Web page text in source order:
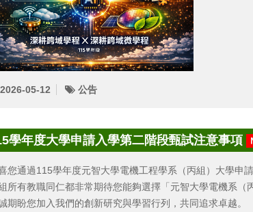
05-12 公告
學年度大學申請入學第二階段甄試注意事項
您通過115學年度元智大學電機工程學系（丙組）大學申
所有教職同仁都非常期待您能夠選擇「元智大學電機系（
期盼您加入我們的創新研究與學習行列，共同追求卓越。